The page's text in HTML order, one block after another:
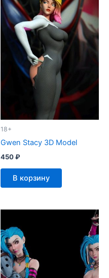
18+
Gwen Stacy 3D Model
450₽
В корзину